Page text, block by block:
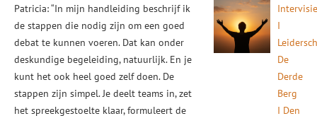
Patricia: “In mijn handleiding beschrijf ik
de stappen die nodig zijn om een goed
debat te kunnen voeren. Dat kan onder
deskundige begeleiding, natuurlijk. En je
kunt het ook heel goed zelf doen. De
stappen zijn simpel. Je deelt teams in, zet
het spreekgestoelte klaar, formuleert de
I
De
Derde
Berg
I Den